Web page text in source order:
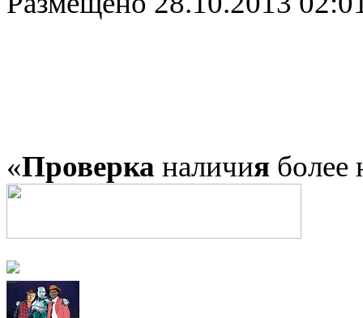
«Проверка наличия более